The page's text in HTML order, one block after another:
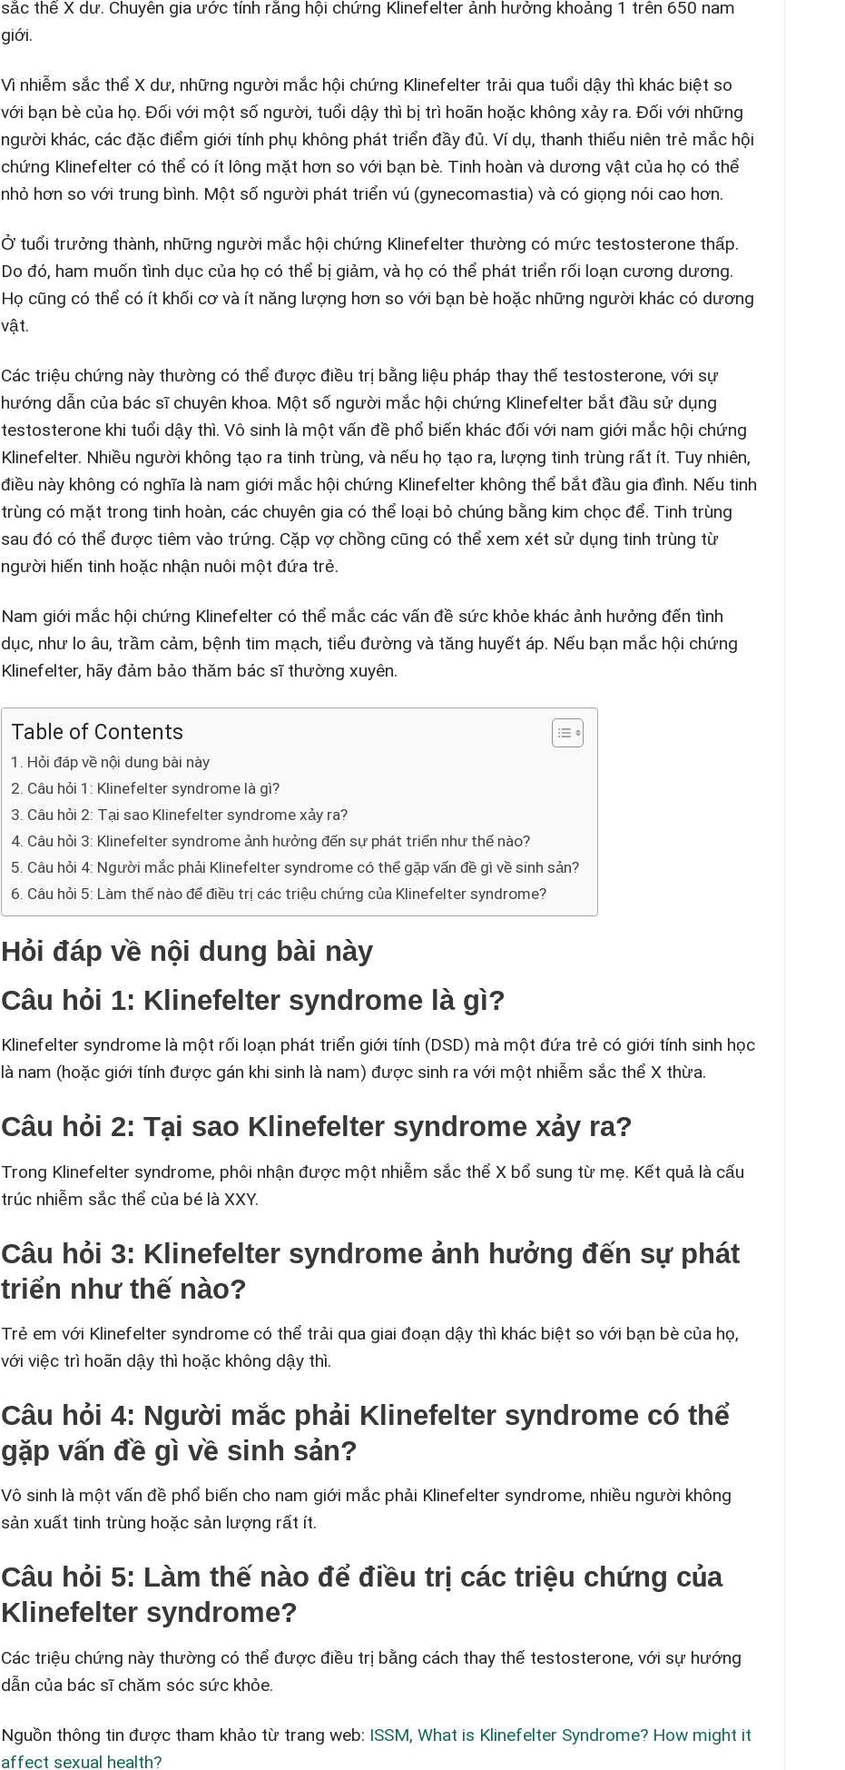
sắc thể X dư. Chuyên gia ước tính rằng hội chứng Klinefelter ảnh hưởng khoảng 1 trên 650 nam
giới.
Vì nhiễm sắc thể X dư, những người mắc hội chứng Klinefelter trải qua tuổi dậy thì khác biệt so
với bạn bè của họ. Đối với một số người, tuổi dậy thì bị trì hoãn hoặc không xảy ra. Đối với những
người khác, các đặc điểm giới tính phụ không phát triển đầy đủ. Ví dụ, thanh thiếu niên trẻ mắc hội
chứng Klinefelter có thể có ít lông mặt hơn so với bạn bè. Tinh hoàn và dương vật của họ có thể
nhỏ hơn so với trung bình. Một số người phát triển vú (gynecomastia) và có giọng nói cao hơn.
Ở tuổi trưởng thành, những người mắc hội chứng Klinefelter thường có mức testosterone thấp.
Do đó, ham muốn tình dục của họ có thể bị giảm, và họ có thể phát triển rối loạn cương dương.
Họ cũng có thể có ít khối cơ và ít năng lượng hơn so với bạn bè hoặc những người khác có dương
vật.
Các triệu chứng này thường có thể được điều trị bằng liệu pháp thay thế testosterone, với sự
hướng dẫn của bác sĩ chuyên khoa. Một số người mắc hội chứng Klinefelter bắt đầu sử dụng
testosterone khi tuổi dậy thì. Vô sinh là một vấn đề phổ biến khác đối với nam giới mắc hội chứng
Klinefelter. Nhiều người không tạo ra tinh trùng, và nếu họ tạo ra, lượng tinh trùng rất ít. Tuy nhiên,
điều này không có nghĩa là nam giới mắc hội chứng Klinefelter không thể bắt đầu gia đình. Nếu tinh
trùng có mặt trong tinh hoàn, các chuyên gia có thể loại bỏ chúng bằng kim chọc để. Tinh trùng
sau đó có thể được tiêm vào trứng. Cặp vợ chồng cũng có thể xem xét sử dụng tinh trùng từ
người hiến tinh hoặc nhận nuôi một đứa trẻ.
Nam giới mắc hội chứng Klinefelter có thể mắc các vấn đề sức khỏe khác ảnh hưởng đến tình
dục, như lo âu, trầm cảm, bệnh tim mạch, tiểu đường và tăng huyết áp. Nếu bạn mắc hội chứng
Klinefelter, hãy đảm bảo thăm bác sĩ thường xuyên.
Table of Contents
Hỏi đáp về nội dung bài này
Câu hỏi 1: Klinefelter syndrome là gì?
Câu hỏi 2: Tại sao Klinefelter syndrome xảy ra?
Câu hỏi 3: Klinefelter syndrome ảnh hưởng đến sự phát triển như thế nào?
Câu hỏi 4: Người mắc phải Klinefelter syndrome có thể gặp vấn đề gì về sinh sản?
Câu hỏi 5: Làm thế nào để điều trị các triệu chứng của Klinefelter syndrome?
Hỏi đáp về nội dung bài này
Câu hỏi 1: Klinefelter syndrome là gì?
Klinefelter syndrome là một rối loạn phát triển giới tính (DSD) mà một đứa trẻ có giới tính sinh học
là nam (hoặc giới tính được gán khi sinh là nam) được sinh ra với một nhiễm sắc thể X thừa.
Câu hỏi 2: Tại sao Klinefelter syndrome xảy ra?
Trong Klinefelter syndrome, phôi nhận được một nhiễm sắc thể X bổ sung từ mẹ. Kết quả là cấu
trúc nhiễm sắc thể của bé là XXY.
Câu hỏi 3: Klinefelter syndrome ảnh hưởng đến sự phát
triển như thế nào?
Trẻ em với Klinefelter syndrome có thể trải qua giai đoạn dậy thì khác biệt so với bạn bè của họ,
với việc trì hoãn dậy thì hoặc không dậy thì.
Câu hỏi 4: Người mắc phải Klinefelter syndrome có thể
gặp vấn đề gì về sinh sản?
Vô sinh là một vấn đề phổ biến cho nam giới mắc phải Klinefelter syndrome, nhiều người không
sản xuất tinh trùng hoặc sản lượng rất ít.
Câu hỏi 5: Làm thế nào để điều trị các triệu chứng của
Klinefelter syndrome?
Các triệu chứng này thường có thể được điều trị bằng cách thay thế testosterone, với sự hướng
dẫn của bác sĩ chăm sóc sức khỏe.
Nguồn thông tin được tham khảo từ trang web: ISSM, What is Klinefelter Syndrome? How might it
affect sexual health?